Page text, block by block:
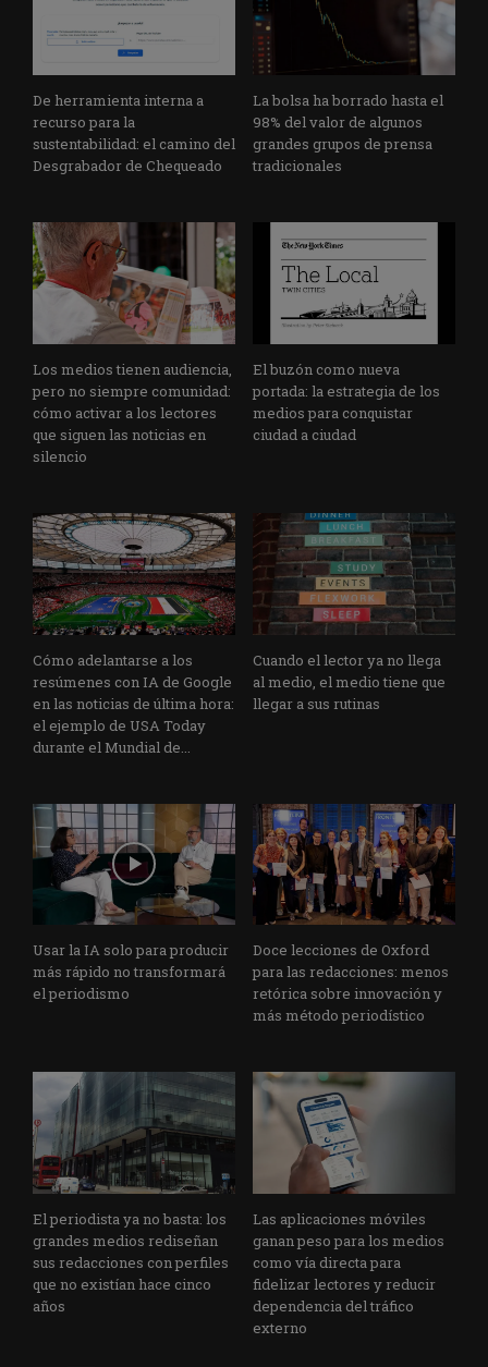
De herramienta interna a
recurso para la
sustentabilidad: el camino del
Desgrabador de Chequeado
La bolsa ha borrado hasta el
98% del valor de algunos
grandes grupos de prensa
tradicionales
Los medios tienen audiencia,
pero no siempre comunidad:
cómo activar a los lectores
que siguen las noticias en
silencio
El buzón como nueva
portada: la estrategia de los
medios para conquistar
ciudad a ciudad
Cómo adelantarse a los
resúmenes con IA de Google
en las noticias de última hora:
el ejemplo de USA Today
durante el Mundial de...
Cuando el lector ya no llega
al medio, el medio tiene que
llegar a sus rutinas
Usar la IA solo para producir
más rápido no transformará
el periodismo
Doce lecciones de Oxford
para las redacciones: menos
retórica sobre innovación y
más método periodístico
El periodista ya no basta: los
grandes medios rediseñan
sus redacciones con perfiles
que no existían hace cinco
años
Las aplicaciones móviles
ganan peso para los medios
como vía directa para
fidelizar lectores y reducir
dependencia del tráfico
externo